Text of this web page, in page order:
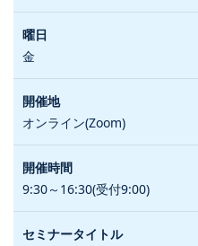
金
オンライン(Zoom)
9:30～16:30(受付9:00)